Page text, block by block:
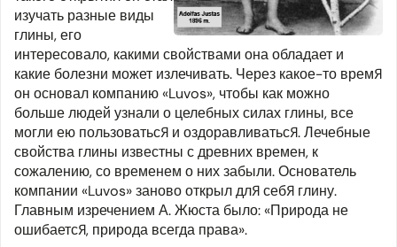
изучать разные виды
глины, его
интересовало, какими свойствами она обладает и
какие болезни может излечивать. Через какое-то время
он основал компанию «Luvos», чтобы как можно
больше людей узнали о целебных силах глины, все
могли ею пользоваться и оздоравливаться. Лечебные
свойства глины известны с древних времен, к
сожалению, со временем о них забыли. Основатель
компании «Luvos» заново открыл для себя глину.
Главным изречением А. Жюста было: «Природа не
ошибается, природа всегда права».